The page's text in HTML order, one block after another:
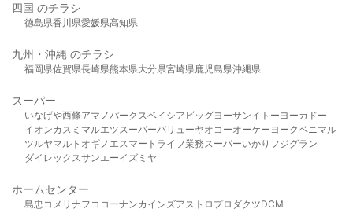
四国 のチラシ
徳島県香川県愛媛県高知県
九州・沖縄 のチラシ
福岡県佐賀県長崎県熊本県大分県宮崎県鹿児島県沖縄県
スーパー
いなげや西條アマノパークスベイシア ビッグヨーサンイトーヨーカドー
イオンカスミ マルエツスーパーバリューヤオコーオーケー ヨークベニマル
ツルヤマルト オギノ エスマート ライフ業務スーパーいかり フジグラン
ダイレックスサンエーイズミヤ
ホームセンター
島忠 コメリ ナフコ コーナンカインズアストロプロダクツDCM